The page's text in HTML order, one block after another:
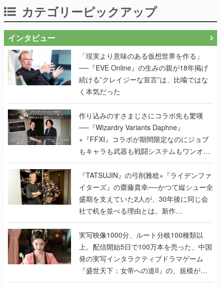
カテゴリーピックアップ
インタビュー
「現実より意味のある仮想世界を作る」
──『EVE Online』の生みの親が18年掲げ
続ける”クレイジーな宣言”は、比喩ではな
く本気だった
作り込みのすさまじさにコラボ先も驚嘆
──『Wizardry Variants Daphne』
×『FFXI』コラボが期間限定なのにジョブ
もキャラも武器も戦闘システムもワンオフ
で作り込まれた理由を両ディレクターに聞
く
『TATSUJIN』の弓削雅稔×『ライデンファ
イターズ』の齋藤貴幸──かつて縦シュー全
盛期を支えていた2人が、30年後に同じ会
社で机を並べる理由とは。新作
『TATSUJIN EXTREME』で初タッグを組
んだレジェンド2人に訊く開発秘話
実写映像1000分、ルート分岐100種類以
上。配信開始5日で100万本を売った、中国
発の実写インタラクティブドラマゲーム
『盛世天下：女帝への道II』の、規模が違
うこだわりをプロデューサーに聞いた